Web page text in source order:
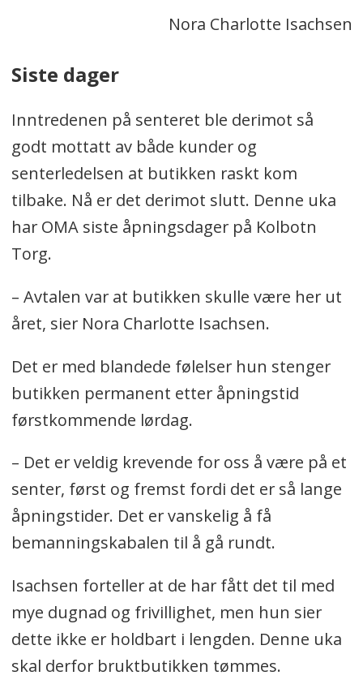
Nora Charlotte Isachsen
Siste dager
Inntredenen på senteret ble derimot så
godt mottatt av både kunder og
senterledelsen at butikken raskt kom
tilbake. Nå er det derimot slutt. Denne uka
har OMA siste åpningsdager på Kolbotn
Torg.
– Avtalen var at butikken skulle være her ut
året, sier Nora Charlotte Isachsen.
Det er med blandede følelser hun stenger
butikken permanent etter åpningstid
førstkommende lørdag.
– Det er veldig krevende for oss å være på et
senter, først og fremst fordi det er så lange
åpningstider. Det er vanskelig å få
bemanningskabalen til å gå rundt.
Isachsen forteller at de har fått det til med
mye dugnad og frivillighet, men hun sier
dette ikke er holdbart i lengden. Denne uka
skal derfor bruktbutikken tømmes.